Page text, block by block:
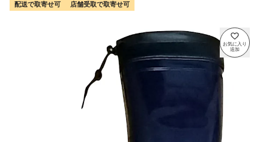
配送で取寄せ可 店舗受取で取寄せ可